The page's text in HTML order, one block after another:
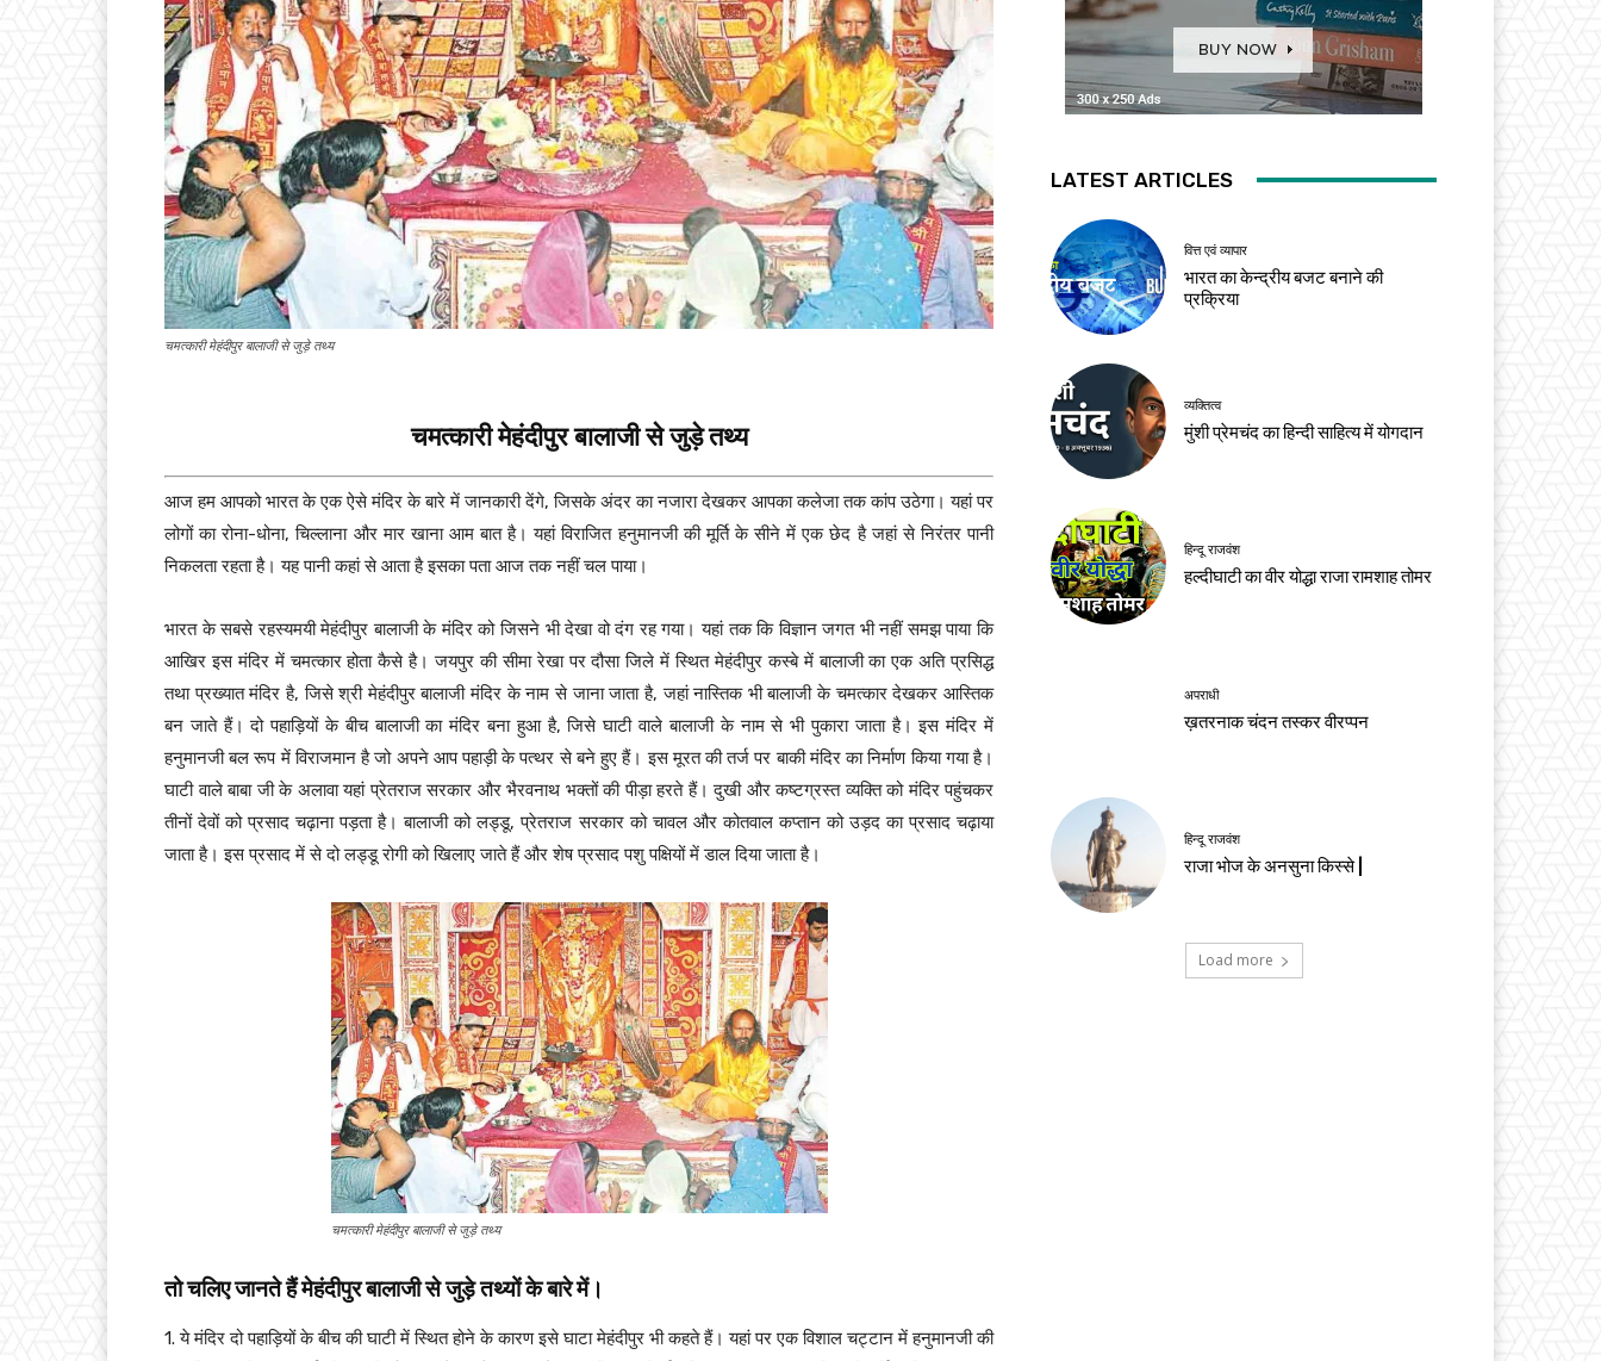
चमत्कारी मेहंदीपुर बालाजी से जुड़े तथ्य
चमत्कारी मेहंदीपुर बालाजी से जुड़े तथ्य
आज हम आपको भारत के एक ऐसे मंदिर के बारे में जानकारी देंगे, जिसके अंदर का नजारा देखकर आपका कलेजा तक कांप उठेगा। यहां पर
लोगों का रोना-धोना, चिल्लाना और मार खाना आम बात है। यहां विराजित हनुमानजी की मूर्ति के सीने में एक छेद है जहां से निरंतर पानी
निकलता रहता है। यह पानी कहां से आता है इसका पता आज तक नहीं चल पाया।
भारत के सबसे रहस्यमयी मेहंदीपुर बालाजी के मंदिर को जिसने भी देखा वो दंग रह गया। यहां तक कि विज्ञान जगत भी नहीं समझ पाया कि
आखिर इस मंदिर में चमत्कार होता कैसे है। जयपुर की सीमा रेखा पर दौसा जिले में स्थित मेहंदीपुर कस्बे में बालाजी का एक अति प्रसिद्ध
तथा प्रख्यात मंदिर है, जिसे श्री मेहंदीपुर बालाजी मंदिर के नाम से जाना जाता है, जहां नास्तिक भी बालाजी के चमत्कार देखकर आस्तिक
बन जाते हैं। दो पहाड़ियों के बीच बालाजी का मंदिर बना हुआ है, जिसे घाटी वाले बालाजी के नाम से भी पुकारा जाता है। इस मंदिर में
हनुमानजी बल रूप में विराजमान है जो अपने आप पहाड़ी के पत्थर से बने हुए हैं। इस मूरत की तर्ज पर बाकी मंदिर का निर्माण किया गया है।
घाटी वाले बाबा जी के अलावा यहां प्रेतराज सरकार और भैरवनाथ भक्तों की पीड़ा हरते हैं। दुखी और कष्टग्रस्त व्यक्ति को मंदिर पहुंचकर
तीनों देवों को प्रसाद चढ़ाना पड़ता है। बालाजी को लड्डू, प्रेतराज सरकार को चावल और कोतवाल कप्तान को उड़द का प्रसाद चढ़ाया
जाता है। इस प्रसाद में से दो लड्डू रोगी को खिलाए जाते हैं और शेष प्रसाद पशु पक्षियों में डाल दिया जाता है।
चमत्कारी मेहंदीपुर बालाजी से जुड़े तथ्य
तो चलिए जानते हैं मेहंदीपुर बालाजी से जुड़े तथ्यों के बारे में।
1. ये मंदिर दो पहाड़ियों के बीच की घाटी में स्थित होने के कारण इसे घाटा मेहंदीपुर भी कहते हैं। यहां पर एक विशाल चट्टान में हनुमानजी की
LATEST ARTICLES
वित्त एवं व्यापार
भारत का केन्द्रीय बजट बनाने की
प्रक्रिया
व्यक्तित्व
मुंशी प्रेमचंद का हिन्दी साहित्य में योगदान
हिन्दू राजवंश
हल्दीघाटी का वीर योद्धा राजा रामशाह तोमर
अपराधी
ख़तरनाक चंदन तस्कर वीरप्पन
हिन्दू राजवंश
राजा भोज के अनसुना किस्से |
Load more